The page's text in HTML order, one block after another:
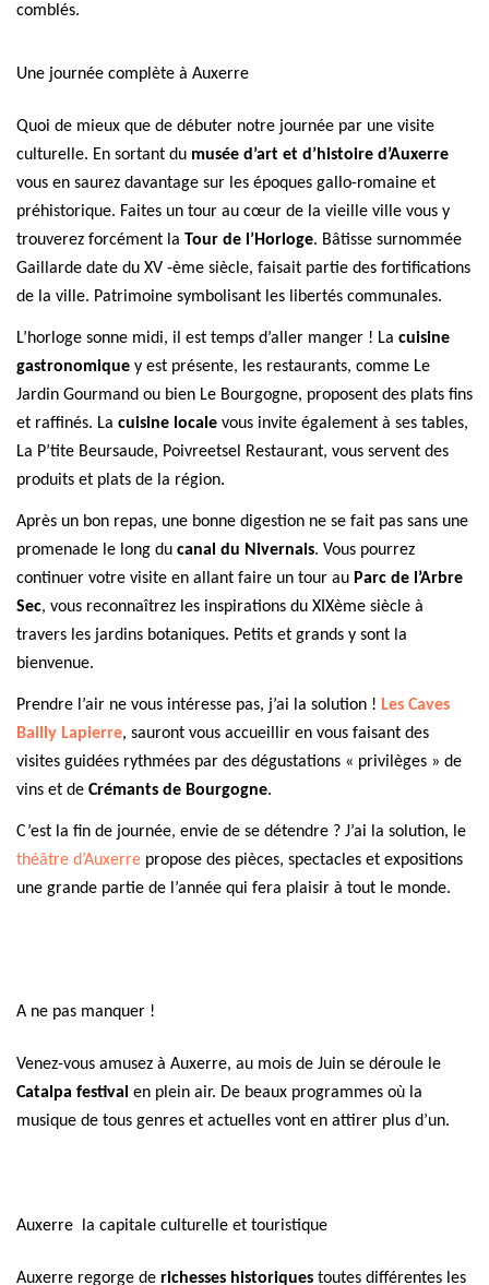
comblés.
Une journée complète à Auxerre
Quoi de mieux que de débuter notre journée par une visite
culturelle. En sortant du musée d’art et d’histoire d’Auxerre
vous en saurez davantage sur les époques gallo-romaine et
préhistorique. Faites un tour au cœur de la vieille ville vous y
trouverez forcément la Tour de l’Horloge. Bâtisse surnommée
Gaillarde date du XV -ème siècle, faisait partie des fortifications
de la ville. Patrimoine symbolisant les libertés communales.
L’horloge sonne midi, il est temps d’aller manger ! La cuisine
gastronomique y est présente, les restaurants, comme Le
Jardin Gourmand ou bien Le Bourgogne, proposent des plats fins
et raffinés. La cuisine locale vous invite également à ses tables,
La P’tite Beursaude, Poivreetsel Restaurant, vous servent des
produits et plats de la région.
Après un bon repas, une bonne digestion ne se fait pas sans une
promenade le long du canal du Nivernais. Vous pourrez
continuer votre visite en allant faire un tour au Parc de l’Arbre
Sec, vous reconnaîtrez les inspirations du XIXème siècle à
travers les jardins botaniques. Petits et grands y sont la
bienvenue.
Prendre l’air ne vous intéresse pas, j’ai la solution ! Les Caves
Bailly Lapierre, sauront vous accueillir en vous faisant des
visites guidées rythmées par des dégustations « privilèges » de
vins et de Crémants de Bourgogne.
C’est la fin de journée, envie de se détendre ? J’ai la solution, le
théâtre d’Auxerre propose des pièces, spectacles et expositions
une grande partie de l’année qui fera plaisir à tout le monde.
A ne pas manquer !
Venez-vous amusez à Auxerre, au mois de Juin se déroule le
Catalpa festival en plein air. De beaux programmes où la
musique de tous genres et actuelles vont en attirer plus d’un.
Auxerre la capitale culturelle et touristique
Auxerre regorge de richesses historiques toutes différentes les